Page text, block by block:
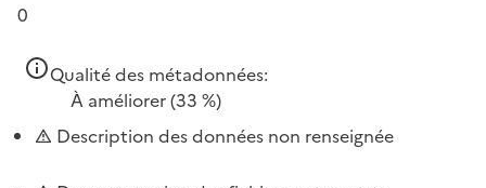
0
Qualité des métadonnées:
À améliorer(33 %)
Description des données non renseignée